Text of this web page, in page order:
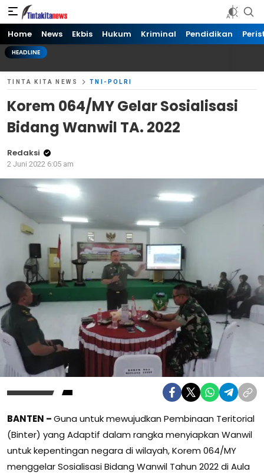
Tinta kita News
Informasi Terkini
Home News Ekbis Hukum Kriminal Pendidikan
HEADLINE
TINTA KITA NEWS TNI-POLRI
Korem 064/MY Gelar Sosialisasi
Bidang Wanwil TA. 2022
Redaksi
2 Juni 2022 6:05 am
BANTEN –Guna untuk mewujudkan Pembinaan Teritorial
(Binter) yang Adaptif dalam rangka menyiapkan Wanwil
untuk kepentingan negara di wilayah, Korem 064/MY
menggelar Sosialisasi Bidang Wanwil Tahun 2022 di Aula